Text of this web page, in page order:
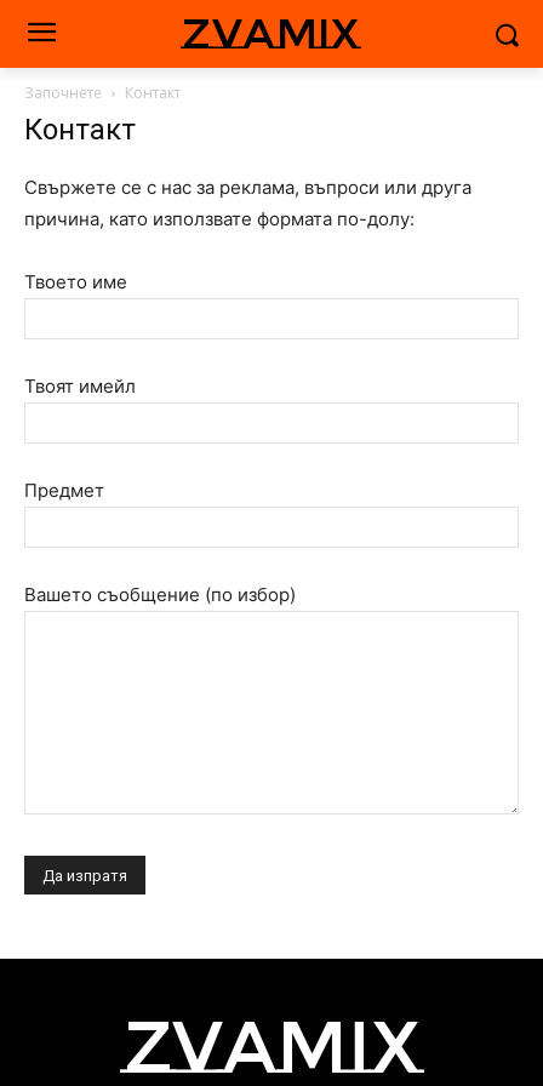
zvamix
Започнете Контакт
Контакт
Свържете се с нас за реклама, въпроси или друга
причина, като използвате формата по-долу:
Твоето име
Твоят имейл
Предмет
Вашето съобщение (по избор)
zvamix